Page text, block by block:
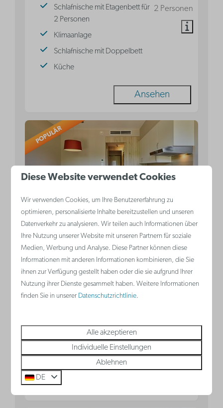
2 Personen
Schlafnische mit Etagenbett für
2 Personen
Klimaanlage
Schlafnische mit Doppelbett
Küche
Ansehen
POPULÄR
Ab
235 €
177 €
2 Nächte
Familiensuite | 2
Erwachsene - 3 Kinder
Middelkerke, Belgische Küste
Schlafnische mit Doppelbett
Schlafnische mit Etagenbett für 3 Personen
Küche
Diese Website verwendet Cookies
Wir verwenden Cookies, um Ihre Benutzererfahrung zu
optimieren, personalisierte Inhalte bereitzustellen und unseren
Datenverkehr zu analysieren. Wir teilen auch Informationen über
Ihre Nutzung unserer Website mit unseren Partnern für soziale
Medien, Werbung und Analyse. Diese Partner können diese
Informationen mit anderen Informationen kombinieren, die Sie
ihnen zur Verfügung gestellt haben oder die sie aufgrund Ihrer
Nutzung ihrer Dienste gesammelt haben. Weitere Informationen
finden Sie in unserer Datenschutzrichtlinie.
Alle akzeptieren
Individuelle Einstellungen
Ablehnen
DE